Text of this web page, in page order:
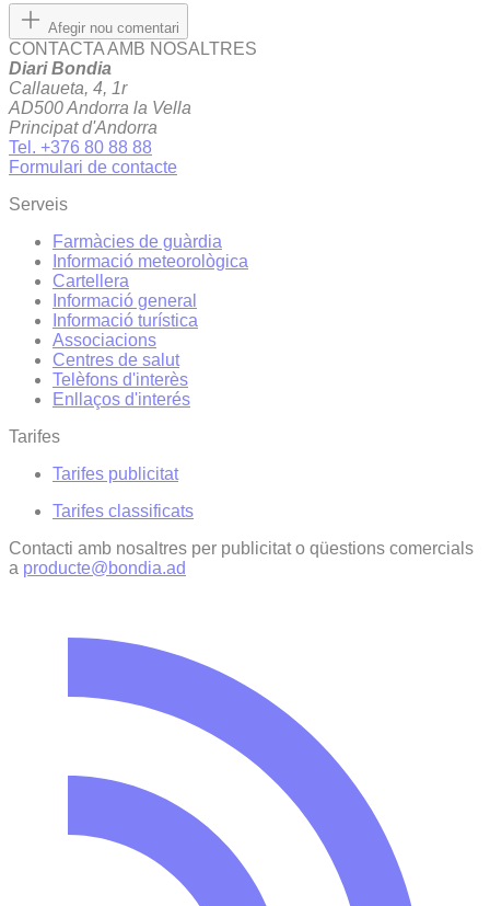
Afegir nou comentari
CONTACTA AMB NOSALTRES
Diari Bondia
Callaueta, 4, 1r
AD500 Andorra la Vella
Principat d'Andorra
Tel. +376 80 88 88
Formulari de contacte
Serveis
Farmàcies de guàrdia
Informació meteorològica
Cartellera
Informació general
Informació turística
Associacions
Centres de salut
Telèfons d'interès
Enllaços d'interés
Tarifes
Tarifes publicitat
Tarifes classificats
Contacti amb nosaltres per publicitat o qüestions comercials
a producte@bondia.ad